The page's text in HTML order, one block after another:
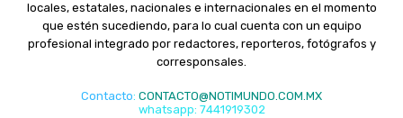
locales, estatales, nacionales e internacionales en el momento
que estén sucediendo, para lo cual cuenta con un equipo
profesional integrado por redactores, reporteros, fotógrafos y
corresponsales.
Contacto: CONTACTO@NOTIMUNDO.COM.MX
whatsapp: 7441919302